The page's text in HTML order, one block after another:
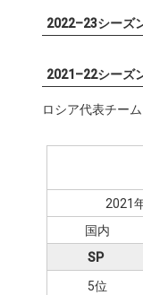
2022–23シーズ
2021–22シーズ
ロシア代表チー
2021
国内
SP
5位